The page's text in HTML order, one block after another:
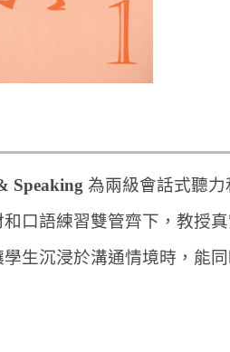
Speaking 為兩級會話式聽
口語練習雙管齊下，教授
生沉浸於溝通情境時，能